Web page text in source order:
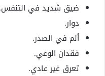
ضيق شديد في التنفس.
دوار.
ألم في الصدر.
فقدان الوعي.
تعرق غير عادي.